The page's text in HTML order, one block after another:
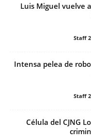
Luis Miguel vuelve
Staff
Intensa pelea de
Staff
Célula del CJNG